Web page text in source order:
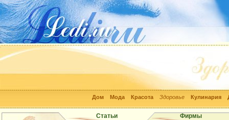
Дом Мода Красота Здоровье Кулинария
Статьи Фирмы